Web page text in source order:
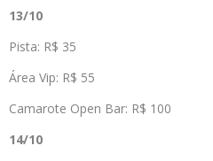
13/10
Pista: R$ 35
Área Vip: R$ 55
Camarote Open Bar: R$ 100
14/10